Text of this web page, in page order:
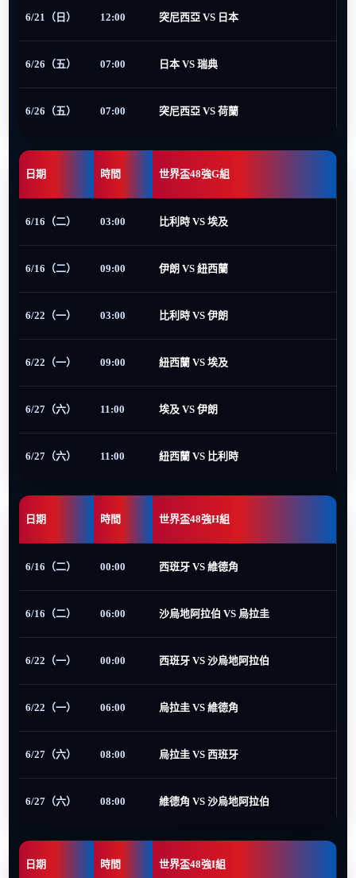
6/21（日） 12:00 突尼西亞 VS 日本
6/26（五） 07:00 日本 VS 瑞典
6/26（五） 07:00 突尼西亞 VS 荷蘭
日期 時間 世界盃48強G組
6/16（二） 03:00 比利時 VS 埃及
6/16（二） 09:00 伊朗 VS 紐西蘭
6/22（一） 03:00 比利時 VS 伊朗
6/22（一） 09:00 紐西蘭 VS 埃及
6/27（六） 11:00 埃及 VS 伊朗
6/27（六） 11:00 紐西蘭 VS 比利時
日期 時間 世界盃48強H組
6/16（二） 00:00 西班牙 VS 維德角
6/16（二） 06:00 沙烏地阿拉伯 VS 烏拉圭
6/22（一） 00:00 西班牙 VS 沙烏地阿拉伯
6/22（一） 06:00 烏拉圭 VS 維德角
6/27（六） 08:00 烏拉圭 VS 西班牙
6/27（六） 08:00 維德角 VS 沙烏地阿拉伯
日期 時間 世界盃48強I組